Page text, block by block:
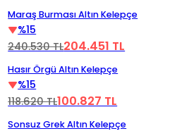
%15 İndirim
Maraş Burması Altın Kelepçe
%15
240.530 TL204.451 TL
%15 İndirim
Hasır Örgü Altın Kelepçe
%15
118.620 TL100.827 TL
%15 İndirim
Sonsuz Grek Altın Kelepçe